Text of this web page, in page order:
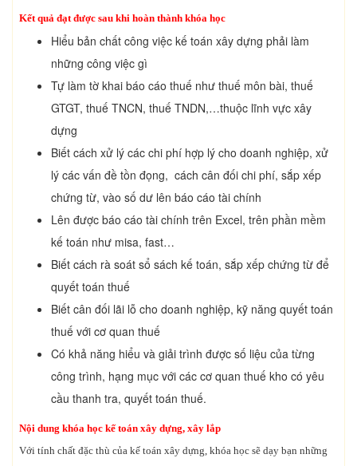
Kết quả đạt được sau khi hoàn thành khóa học
Hiểu bản chất công việc kế toán xây dựng phải làm
những công việc gì
Tự làm tờ khai báo cáo thuế như thuế môn bài, thuế
GTGT, thuế TNCN, thuế TNDN,…thuộc lĩnh vực xây
dựng
Biết cách xử lý các chi phí hợp lý cho doanh nghiệp, xử
lý các vấn đề tồn đọng, cách cân đối chi phí, sắp xếp
chứng từ, vào số dư lên báo cáo tài chính
Lên được báo cáo tài chính trên Excel, trên phần mềm
kế toán như misa, fast…
Biết cách rà soát sổ sách kế toán, sắp xếp chứng từ để
quyết toán thuế
Biết cân đối lãi lỗ cho doanh nghiệp, kỹ năng quyết toán
thuế với cơ quan thuế
Có khả năng hiểu và giải trình được số liệu của từng
công trình, hạng mục với các cơ quan thuế kho có yêu
cầu thanh tra, quyết toán thuế.
Nội dung khóa học kế toán xây dựng, xây lắp
Với tính chất đặc thù của kế toán xây dựng, khóa học sẽ dạy bạn những